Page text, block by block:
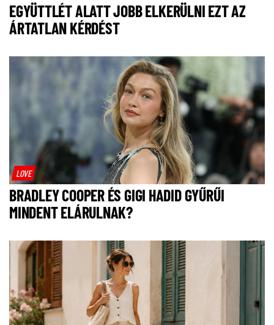
EGYÜTTLÉT ALATT JOBB ELKERÜLNI EZT AZ
ÁRTATLAN KÉRDÉST
LOVE
BRADLEY COOPER ÉS GIGI HADID GYŰRŰI
MINDENT ELÁRULNAK?